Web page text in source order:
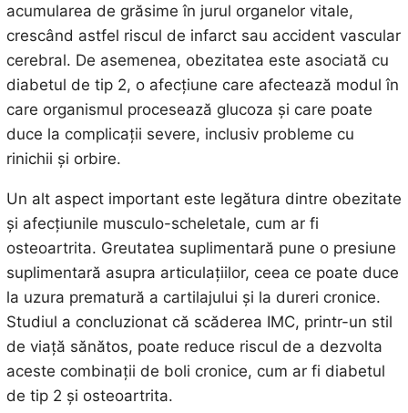
acumularea de grăsime în jurul organelor vitale,
crescând astfel riscul de infarct sau accident vascular
cerebral. De asemenea, obezitatea este asociată cu
diabetul de tip 2, o afecțiune care afectează modul în
care organismul procesează glucoza și care poate
duce la complicații severe, inclusiv probleme cu
rinichii și orbire.
Un alt aspect important este legătura dintre obezitate
și afecțiunile musculo-scheletale, cum ar fi
osteoartrita. Greutatea suplimentară pune o presiune
suplimentară asupra articulațiilor, ceea ce poate duce
la uzura prematură a cartilajului și la dureri cronice.
Studiul a concluzionat că scăderea IMC, printr-un stil
de viață sănătos, poate reduce riscul de a dezvolta
aceste combinații de boli cronice, cum ar fi diabetul
de tip 2 și osteoartrita.